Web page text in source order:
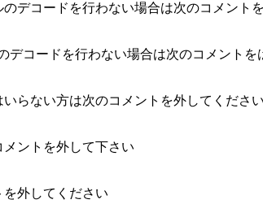
デコードを行わない場合は次のコメント
デコードを行わない場合は次のコメントを
らない方は次のコメントを外してください
ントを外して下さい
外してください